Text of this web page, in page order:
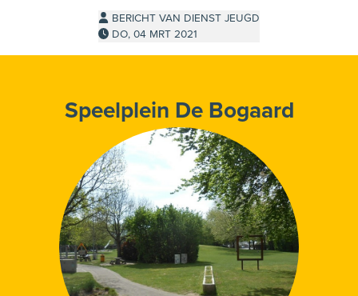
BERICHT VAN DIENST JEUGD
DO, 04 MRT 2021
Speelplein De Bogaard